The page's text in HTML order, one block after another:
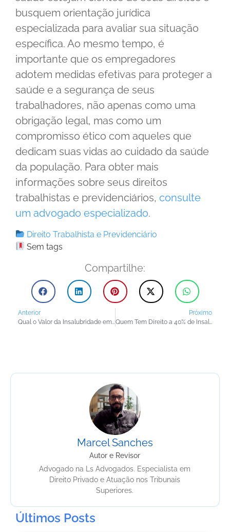
busquem orientação jurídica
especializada para avaliar sua situação
específica. Ao mesmo tempo, é
importante que os empregadores
adotem medidas efetivas para proteger a
saúde e a segurança de seus
trabalhadores, não apenas como uma
obrigação legal, mas como um
compromisso ético com aqueles que
dedicam suas vidas ao cuidado da saúde
da população. Para obter mais
informações sobre seus direitos
trabalhistas e previdenciários, consulte
um advogado especializado.
Direito Trabalhista e Previdenciário
Sem tags
Compartilhe:
Anterior
Qual o Valor da Insalubridade em Hospital?
Próximo
Quem Tem Direito a 40% de Insalubridade na Enfermagem?
Marcel Sanches
Autor e Revisor
Advogado na Ls Advogados. Especialista em
Direito Privado e Atuação nos Tribunais
Superiores.
Últimos Posts